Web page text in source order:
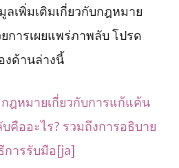
เพิ่มเติมเกี่ยวกับกฎหมาย
ารเผยแพร่ภาพลับ โปรด
งด้านล่างนี้
กฎหมายเกี่ยวกับการแก้แค้น
คืออะไร? รวมถึงการอธิบาย
การรับมือ[ja]